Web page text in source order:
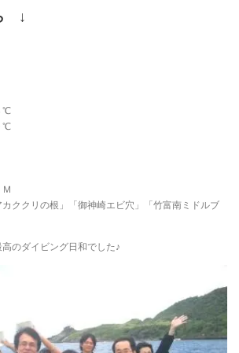
↓
℃
℃
ククリの根」「御神崎エビ穴」「竹富南ミドルブ
のダイビング日和でした♪